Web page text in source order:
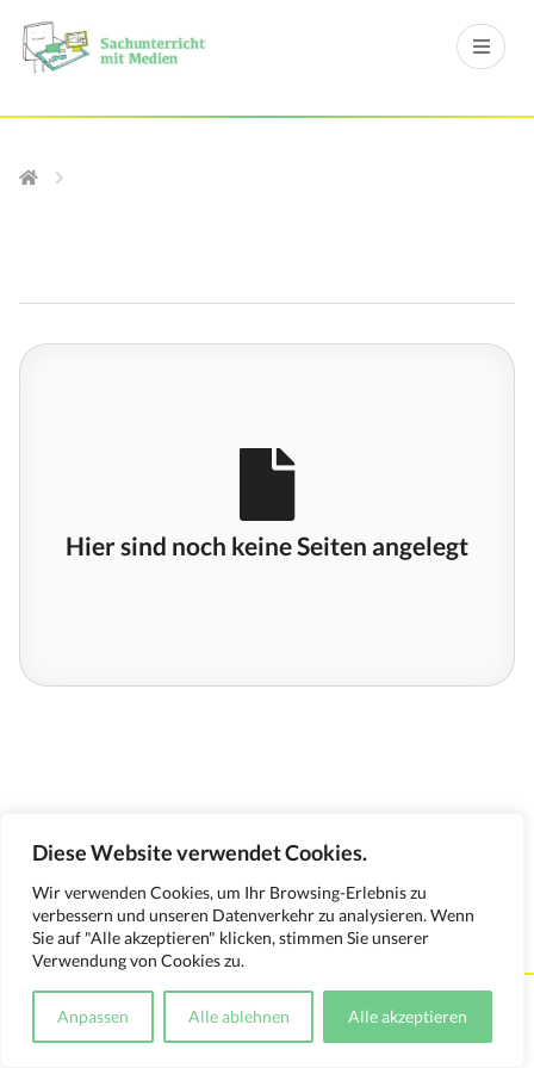
Diese Website verwendet Cookies.
Wir verwenden Cookies, um Ihr Browsing-Erlebnis zu
verbessern und unseren Datenverkehr zu analysieren. Wenn
Sie auf "Alle akzeptieren" klicken, stimmen Sie unserer
Verwendung von Cookies zu.
Anpassen Alle ablehnen Alle akzeptieren
Hier sind noch keine Seiten angelegt
Kontakt Impressum Datenschutzerklärung
Medienverwendungsnachweis